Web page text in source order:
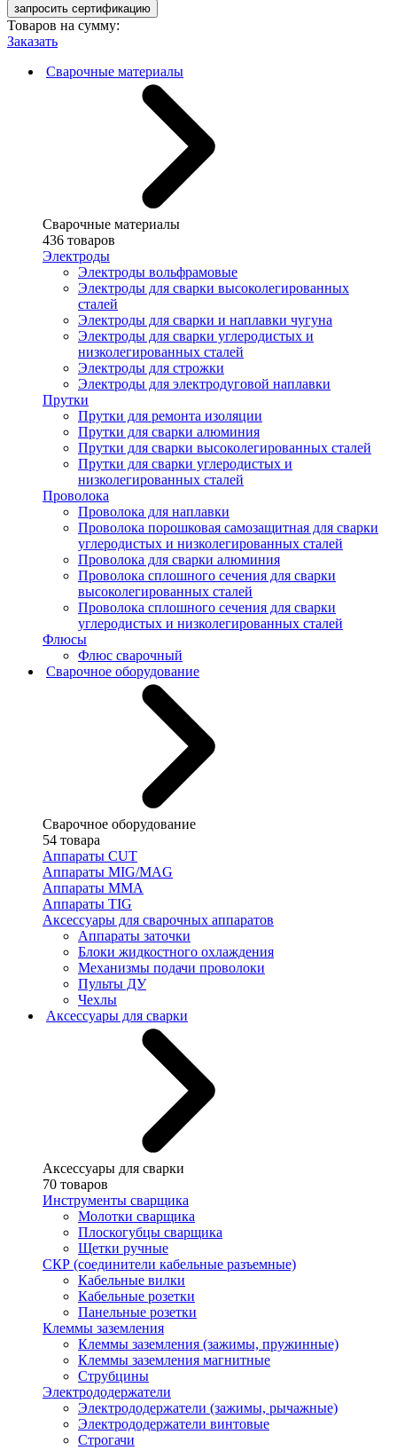
запросить сертификацию
Товаров на сумму:
Заказать
Сварочные материалы
Сварочные материалы
436 товаров
Электроды
Электроды вольфрамовые
Электроды для сварки высоколегированных
сталей
Электроды для сварки и наплавки чугуна
Электроды для сварки углеродистых и
низколегированных сталей
Электроды для строжки
Электроды для электродуговой наплавки
Прутки
Прутки для ремонта изоляции
Прутки для сварки алюминия
Прутки для сварки высоколегированных сталей
Прутки для сварки углеродистых и
низколегированных сталей
Проволока
Проволока для наплавки
Проволока порошковая самозащитная для сварки
углеродистых и низколегированных сталей
Проволока для сварки алюминия
Проволока сплошного сечения для сварки
высоколегированных сталей
Проволока сплошного сечения для сварки
углеродистых и низколегированных сталей
Флюсы
Флюс сварочный
Сварочное оборудование
Сварочное оборудование
54 товара
Аппараты CUT
Аппараты MIG/MAG
Аппараты MMA
Аппараты TIG
Аксессуары для сварочных аппаратов
Аппараты заточки
Блоки жидкостного охлаждения
Механизмы подачи проволоки
Пульты ДУ
Чехлы
Аксессуары для сварки
Аксессуары для сварки
70 товаров
Инструменты сварщика
Молотки сварщика
Плоскогубцы сварщика
Щетки ручные
СКР (соединители кабельные разъемные)
Кабельные вилки
Кабельные розетки
Панельные розетки
Клеммы заземления
Клеммы заземления (зажимы, пружинные)
Клеммы заземления магнитные
Струбцины
Электрододержатели
Электрододержатели (зажимы, рычажные)
Электрододержатели винтовые
Строгачи